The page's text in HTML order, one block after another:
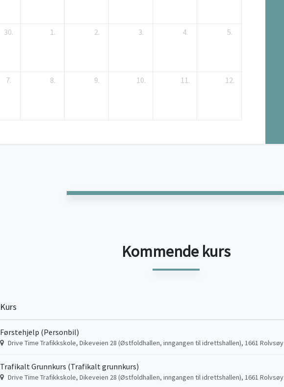
30. 1. 2. 3. 4. 5.
7. 8. 9. 10. 11. 12.
Kommende kurs
Kurs
Førstehjelp (Personbil)
Drive Time Trafikkskole, Dikeveien 28 (Østfoldhallen, inngangen til idrettshallen), 1661 Rolvsøy
Trafikalt Grunnkurs (Trafikalt grunnkurs)
Drive Time Trafikkskole, Dikeveien 28 (Østfoldhallen, inngangen til idrettshallen), 1661 Rolvsøy